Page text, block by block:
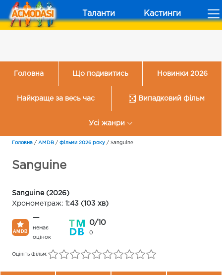
Таланти Кастинги
Головна Що подивитись Новинки 2026
Найкраще за весь час Випадковий фільм
Усі жанри
Головна / AMDB / Фільми 2026 року / Sanguine
Sanguine
Sanguine (2026)
Хронометраж: 1:43 (103 хв)
—
немає
оцінок
0/10
0
Оцініть фільм: